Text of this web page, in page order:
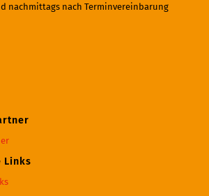
nachmittags nach Terminvereinbarung
Links